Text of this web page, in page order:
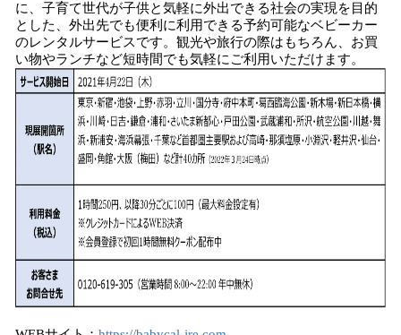
に、子育て世代が子供と気軽に外出できる社会の実現を目的
とした、外出先でも便利に利用できる予約可能なベビーカー
のレンタルサービスです。観光や旅行の際はもちろん、お買
い物やランチなど短時間でも気軽にご利用いただけます。